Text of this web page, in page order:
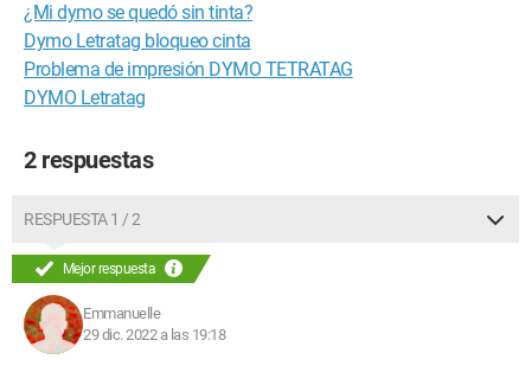
¿Mi dymo se quedó sin tinta?
Dymo Letratag bloqueo cinta
Problema de impresión DYMO TETRATAG
DYMO Letratag
2 respuestas
RESPUESTA 1 / 2
Mejor respuesta
Emmanuelle
29 dic. 2022 a las 19:18